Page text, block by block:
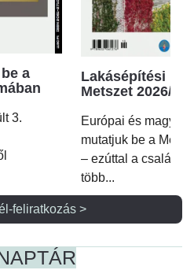
a
3.
Lakásépítési
Metszet 2026/2.
Európai és magyar
mutatjuk be a
– ezúttal a családi
több...
feliratkozás >